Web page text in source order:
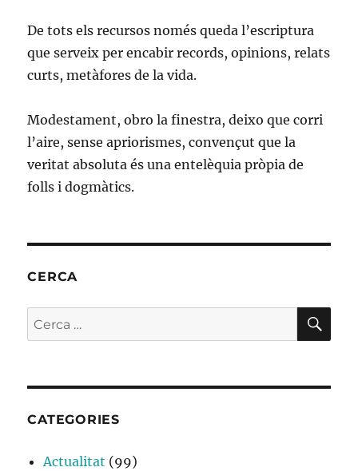
De tots els recursos només queda l’escriptura
que serveix per encabir records, opinions, relats
curts, metàfores de la vida.
Modestament, obro la finestra, deixo que corri
l’aire, sense apriorismes, convençut que la
veritat absoluta és una entelèquia pròpia de
folls i dogmàtics.
CERCA
Cerca:
CATEGORIES
Actualitat (99)